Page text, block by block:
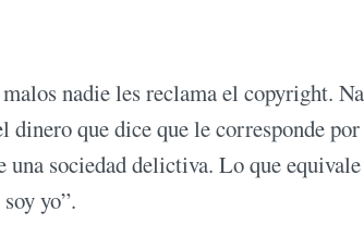
nadie les reclama el copyright.
dinero que dice que le corresponde
una sociedad delictiva. Lo que
yo”.